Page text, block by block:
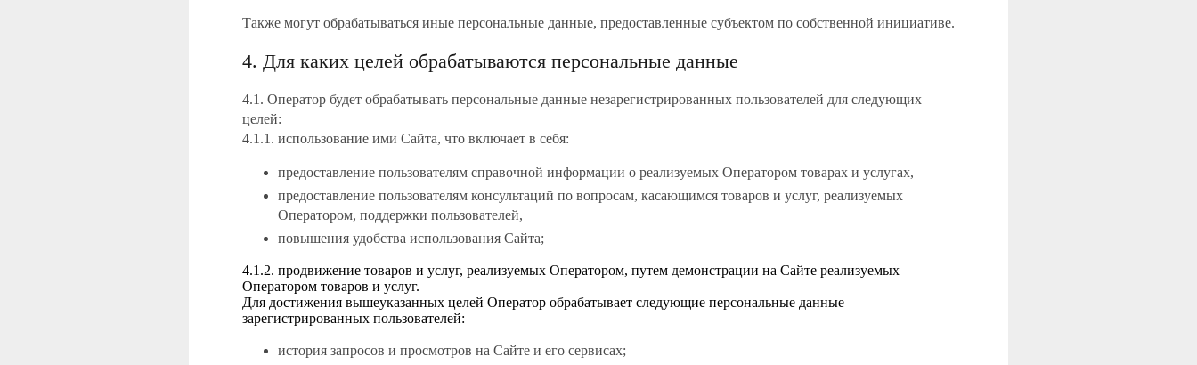
Также могут обрабатываться иные персональные данные, предоставленные субъектом по собственной инициативе.
4. Для каких целей обрабатываются персональные данные
4.1. Оператор будет обрабатывать персональные данные незарегистрированных пользователей для следующих
целей:
4.1.1. использование ими Сайта, что включает в себя:
предоставление пользователям справочной информации о реализуемых Оператором товарах и услугах,
предоставление пользователям консультаций по вопросам, касающимся товаров и услуг, реализуемых
Оператором, поддержки пользователей,
повышения удобства использования Сайта;
4.1.2. продвижение товаров и услуг, реализуемых Оператором, путем демонстрации на Сайте реализуемых
Оператором товаров и услуг.
Для достижения вышеуказанных целей Оператор обрабатывает следующие персональные данные
зарегистрированных пользователей:
история запросов и просмотров на Сайте и его сервисах;